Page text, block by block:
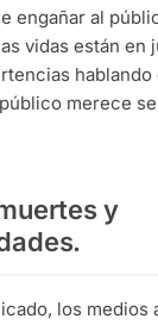
engañar al
vidas están en
hablando
merece
y
los medios